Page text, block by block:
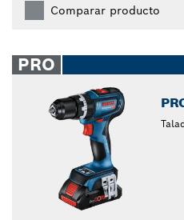
Comparar producto
PRO